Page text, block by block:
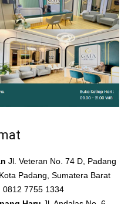
Jl. Veteran No. 74 D, Padang
Padang, Sumatera Barat
0812 7755 1334